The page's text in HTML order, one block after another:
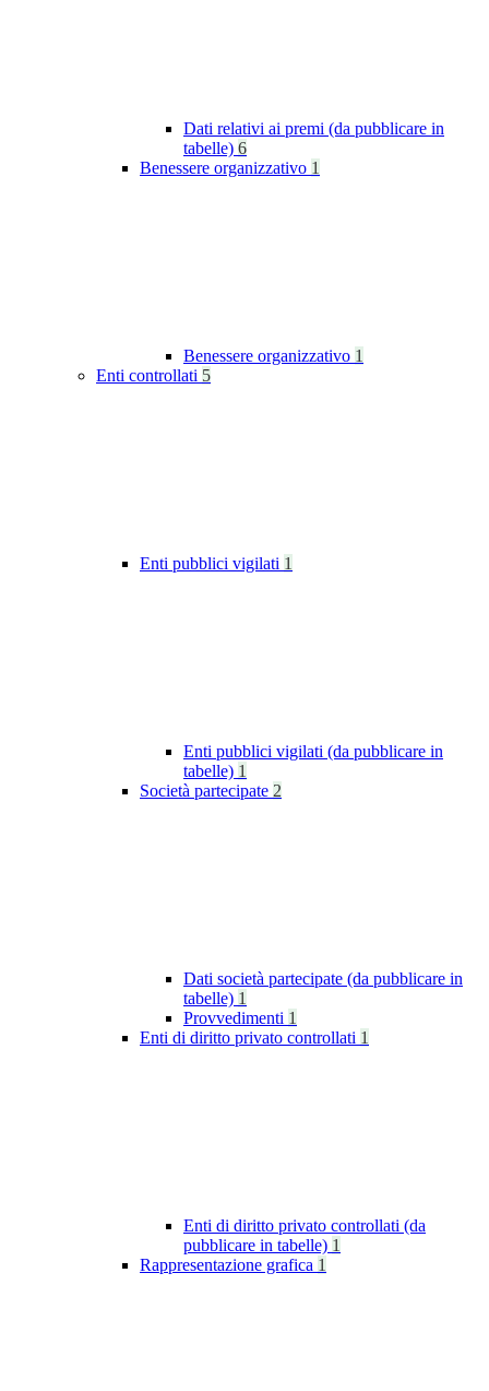
Dati relativi ai premi (da pubblicare in
tabelle) 6
Benessere organizzativo 1
Benessere organizzativo 1
Enti controllati 5
Enti pubblici vigilati 1
Enti pubblici vigilati (da pubblicare in
tabelle) 1
Società partecipate 2
Dati società partecipate (da pubblicare in
tabelle) 1
Provvedimenti 1
Enti di diritto privato controllati 1
Enti di diritto privato controllati (da
pubblicare in tabelle) 1
Rappresentazione grafica 1